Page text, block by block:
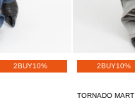
2BUY10% 2BUY10%
TORNADO MART